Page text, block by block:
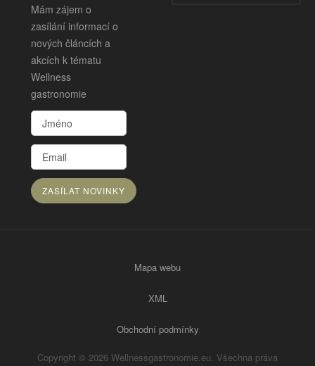
Mám zájem o
zasílání informací o
nových článcích a
akcích k tématu
Wellness
gastronomie
Mapa webu
XML
Obchodní podmínky
Copyright © 2026 Wellnessgastronomie.eu. Všechna práva